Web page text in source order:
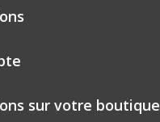
sur votre boutique